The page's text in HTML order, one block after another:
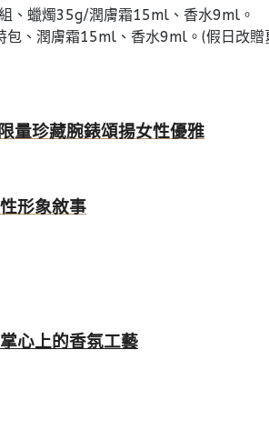
、蠟燭35g/潤膚霜15ml、香水9ml。
、潤膚霜15ml、香水9ml。(假日改贈
量珍藏腕錶頌揚女性優雅
形象敘事
心上的香氛工藝